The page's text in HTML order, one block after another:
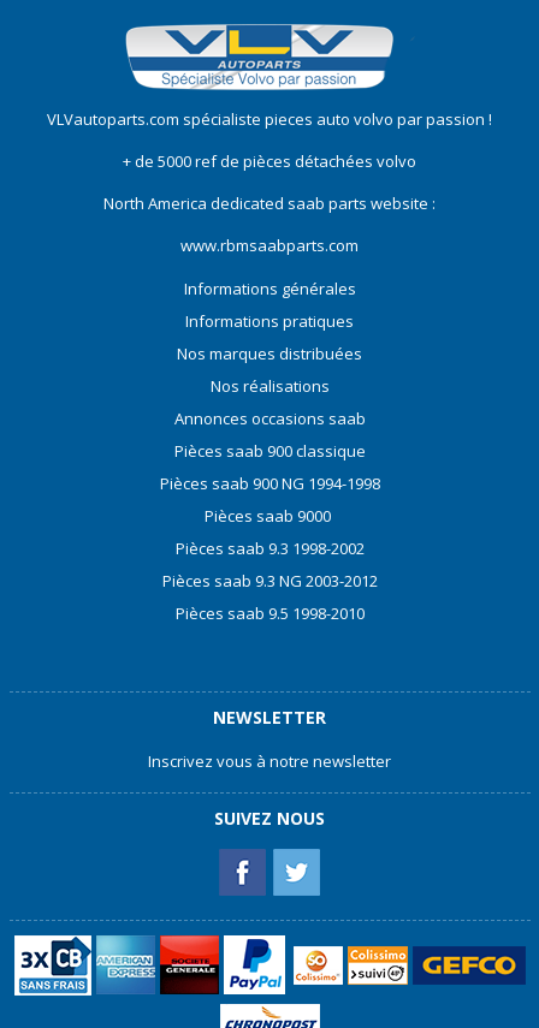
VLVautoparts.com spécialiste pieces auto volvo par passion !
+ de 5000 ref de pièces détachées volvo
North America dedicated saab parts website :
www.rbmsaabparts.com
Informations générales
Informations pratiques
Nos marques distribuées
Nos réalisations
Annonces occasions saab
Pièces saab 900 classique
Pièces saab 900 NG 1994-1998
Pièces saab 9000
Pièces saab 9.3 1998-2002
Pièces saab 9.3 NG 2003-2012
Pièces saab 9.5 1998-2010
NEWSLETTER
Inscrivez vous à notre newsletter
SUIVEZ NOUS